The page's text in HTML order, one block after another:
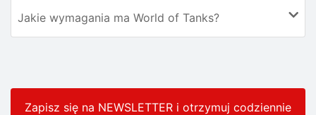
Jakie wymagania ma World of Tanks?
Zapisz się na NEWSLETTER i otrzymuj codziennie